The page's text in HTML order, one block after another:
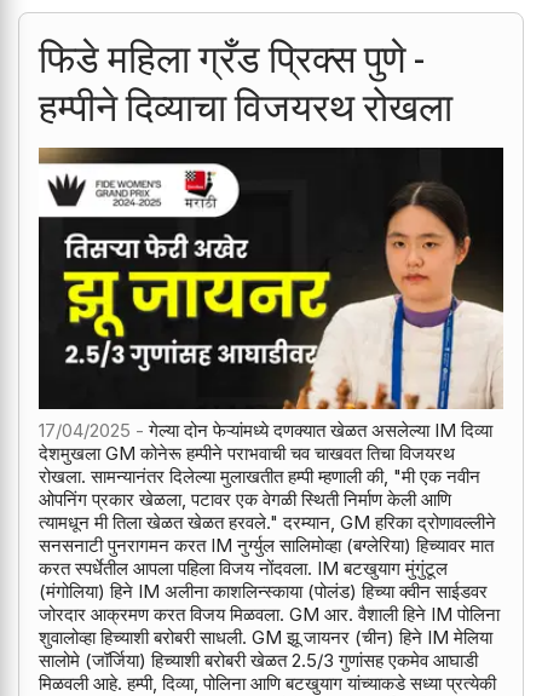
फिडे महिला ग्रँड प्रिक्स पुणे -
हम्पीने दिव्याचा विजयरथ रोखला
17/04/2025 - गेल्या दोन फेऱ्यांमध्ये दणक्यात खेळत असलेल्या IM दिव्या
देशमुखला GM कोनेरू हम्पीने पराभवाची चव चाखवत तिचा विजयरथ
रोखला. सामन्यानंतर दिलेल्या मुलाखतीत हम्पी म्हणाली की, "मी एक नवीन
ओपनिंग प्रकार खेळला, पटावर एक वेगळी स्थिती निर्माण केली आणि
त्यामधून मी तिला खेळत खेळत हरवले." दरम्यान, GM हरिका द्रोणावल्लीने
सनसनाटी पुनरागमन करत IM नुर्ग्युल सालिमोव्हा (बग्लेरिया) हिच्यावर मात
करत स्पर्धेतील आपला पहिला विजय नोंदवला. IM बटखुयाग मुंगुंटूल
(मंगोलिया) हिने IM अलीना काशलिन्स्काया (पोलंड) हिच्या क्वीन साईडवर
जोरदार आक्रमण करत विजय मिळवला. GM आर. वैशाली हिने IM पोलिना
शुवालोव्हा हिच्याशी बरोबरी साधली. GM झू जायनर (चीन) हिने IM मेलिया
सालोमे (जॉर्जिया) हिच्याशी बरोबरी खेळत 2.5/3 गुणांसह एकमेव आघाडी
मिळवली आहे. हम्पी, दिव्या, पोलिना आणि बटखुयाग यांच्याकडे सध्या प्रत्येकी